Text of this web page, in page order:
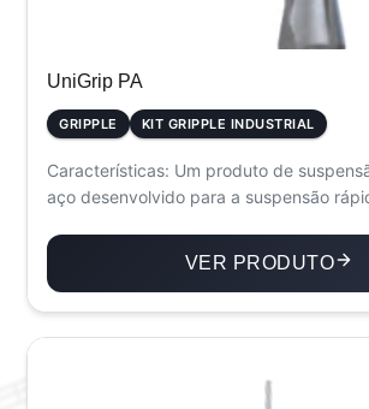
UniGrip PA
GRIPPLE KIT GRIPPLE INDUSTRIAL
Características: Um produto de
aço desenvolvido para a suspensão
VER PRODUTO